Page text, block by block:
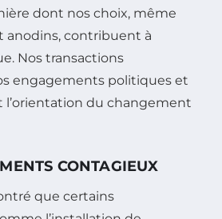
dont nos choix, même
anodins, contribuent à
Nos transactions
engagements politiques et
l’orientation du changement
CONTAGIEUX
que certains